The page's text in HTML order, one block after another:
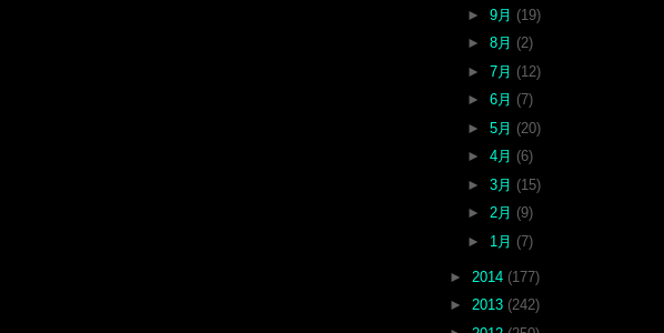
► 9月 (19)
► 8月 (2)
► 7月 (12)
► 6月 (7)
► 5月 (20)
► 4月 (6)
► 3月 (15)
► 2月 (9)
► 1月 (7)
► 2014 (177)
► 2013 (242)